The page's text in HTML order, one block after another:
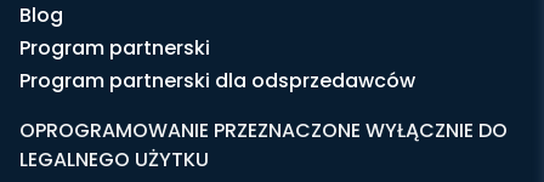
Blog
Program partnerski
Program partnerski dla odsprzedawców
OPROGRAMOWANIE PRZEZNACZONE WYŁĄCZNIE DO
LEGALNEGO UŻYTKU